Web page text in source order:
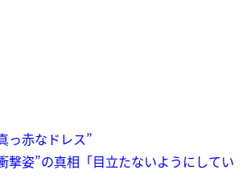
っ赤なドレス”
姿”の真相「目立たないようにしてい